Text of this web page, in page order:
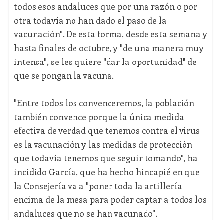
todos esos andaluces que por una razón o por
otra todavía no han dado el paso de la
vacunación". De esta forma, desde esta semana y
hasta finales de octubre, y "de una manera muy
intensa", se les quiere "dar la oportunidad" de
que se pongan la vacuna.
"Entre todos los convenceremos, la población
también convence porque la única medida
efectiva de verdad que tenemos contra el virus
es la vacunación y las medidas de protección
que todavía tenemos que seguir tomando", ha
incidido García, que ha hecho hincapié en que
la Consejería va a "poner toda la artillería
encima de la mesa para poder captar a todos los
andaluces que no se han vacunado".